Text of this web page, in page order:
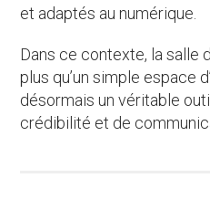
et adaptés au numérique.
Dans ce contexte, la salle
plus qu’un simple espace
désormais un véritable
crédibilité et de